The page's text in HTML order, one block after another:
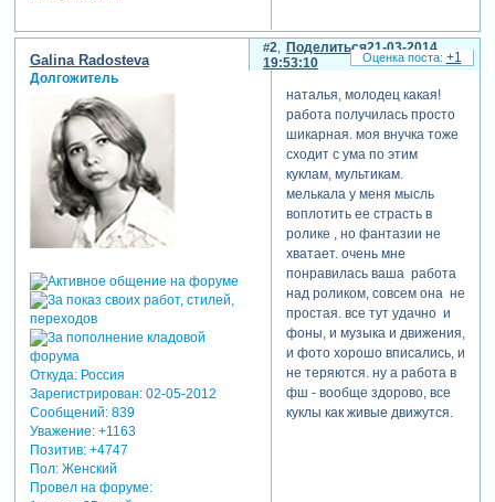
теги: детские
Поделиться
2
21-03-2014
19:53:10
Galina Radosteva
Долгожитель
Откуда:Россия
Зарегистрирован: 02-05-2012
Сообщений:839
Уважение: +1163
Позитив: +4747
Пол:Женский
Провел на форуме:
наталья, молодец какая!
работа получилась просто
шикарная. моя внучка тоже
сходит с ума по этим
куклам, мультикам.
мелькала у меня мысль
воплотить ее страсть в
ролике , но фантазии не
хватает. очень мне
понравилась ваша работа
над роликом, совсем она не
простая. все тут удачно и
фоны, и музыка и движения,
и фото хорошо вписались, и
не теряются. ну а работа в
фш - вообще здорово, все
куклы как живые движутся.
+1